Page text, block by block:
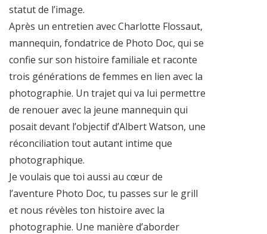
statut de l’image.
Après un entretien avec Charlotte Flossaut,
mannequin, fondatrice de Photo Doc, qui se
confie sur son histoire familiale et raconte
trois générations de femmes en lien avec la
photographie. Un trajet qui va lui permettre
de renouer avec la jeune mannequin qui
posait devant l’objectif d’Albert Watson, une
réconciliation tout autant intime que
photographique.
Je voulais que toi aussi au cœur de
l’aventure Photo Doc, tu passes sur le grill
et nous révèles ton histoire avec la
photographie. Une manière d’aborder